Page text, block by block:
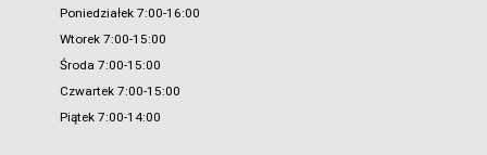
Poniedziałek 7:00-16:00
Wtorek 7:00-15:00
Środa 7:00-15:00
Czwartek 7:00-15:00
Piątek 7:00-14:00